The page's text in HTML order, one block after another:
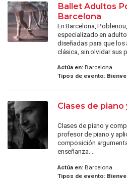
Ballet Adultos
Barcelona
En Barcelona,
especializado en
diseñadas para que
clásica, sin olvidar sus
Actúa en:Barcelona
Tipos de evento:
Clases de
Clases de piano y
profesor de piano y
composición
enseñanza. ...
Actúa en:Barcelona
Tipos de evento: